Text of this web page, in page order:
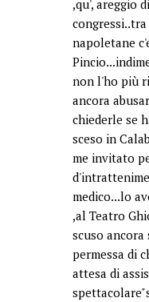
,qu', areggio
napoletane
non l'ho più
ancora
chiederle se
sceso in
me invitato
medico...lo
,al Teatro
scuso ancora
permessa di
attesa di